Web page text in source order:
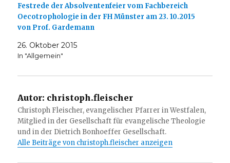
Festrede der Absolventenfeier vom Fachbereich
Oecotrophologie in der FH Münster am 23. 10.2015
von Prof. Gardemann
26. Oktober 2015
In "Allgemein"
Autor: christoph.fleischer
Christoph Fleischer, evangelischer Pfarrer in Westfalen,
Mitglied in der Gesellschaft für evangelische Theologie
und in der Dietrich Bonhoeffer Gesellschaft.
Alle Beiträge von christoph.fleischer anzeigen